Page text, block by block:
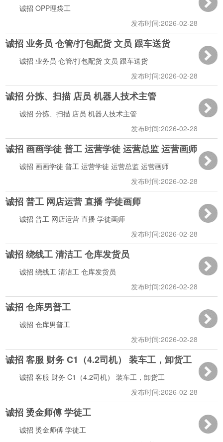
发布时间:2026-02-28
17:02:28
诚招 OPP理袋工
诚招 业务员 仓管/打包配货 文员 跟车送货
发布时间:2026-02-28
17:00:48
诚招 业务员 仓管/打包配货 文员 跟车送货
诚招 分拣、扫描 店员 机器人技术主管
发布时间:2026-02-28
16:59:48
诚招 分拣、扫描 店员 机器人技术主管
诚招 画画学徒 普工 运营学徒 运营总监 运营画师
发布时间:2026-02-28
14:14:57
诚招 画画学徒 普工 运营学徒 运营总监 运营画师
诚招 普工 网店运营 直播 学徒画师
发布时间:2026-02-28
诚招 普工 网店运营 直播 学徒画师
诚招 绕线工 清洁工 仓库发货员
发布时间:2026-02-28
诚招 绕线工 清洁工 仓库发货员
诚招 仓库男普工
发布时间:2026-02-28
13:17:06
诚招 仓库男普工
诚招 客服 财务 C1（4.2司机） 装车工，卸货工
发布时间:2026-02-28
诚招 客服 财务 C1（4.2司机） 装车工，卸货工
诚招 烫金师傅 学徒工
诚招 烫金师傅 学徒工